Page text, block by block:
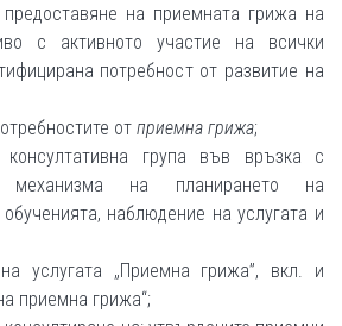
на приемната грижа на
с активното участие на всички
потребност от развитие на
от приемна грижа;
група във връзка с
механизма на планирането на
обученията, наблюдение на услугата и
услугата „Приемна грижа”, вкл. и
приемна грижа“;